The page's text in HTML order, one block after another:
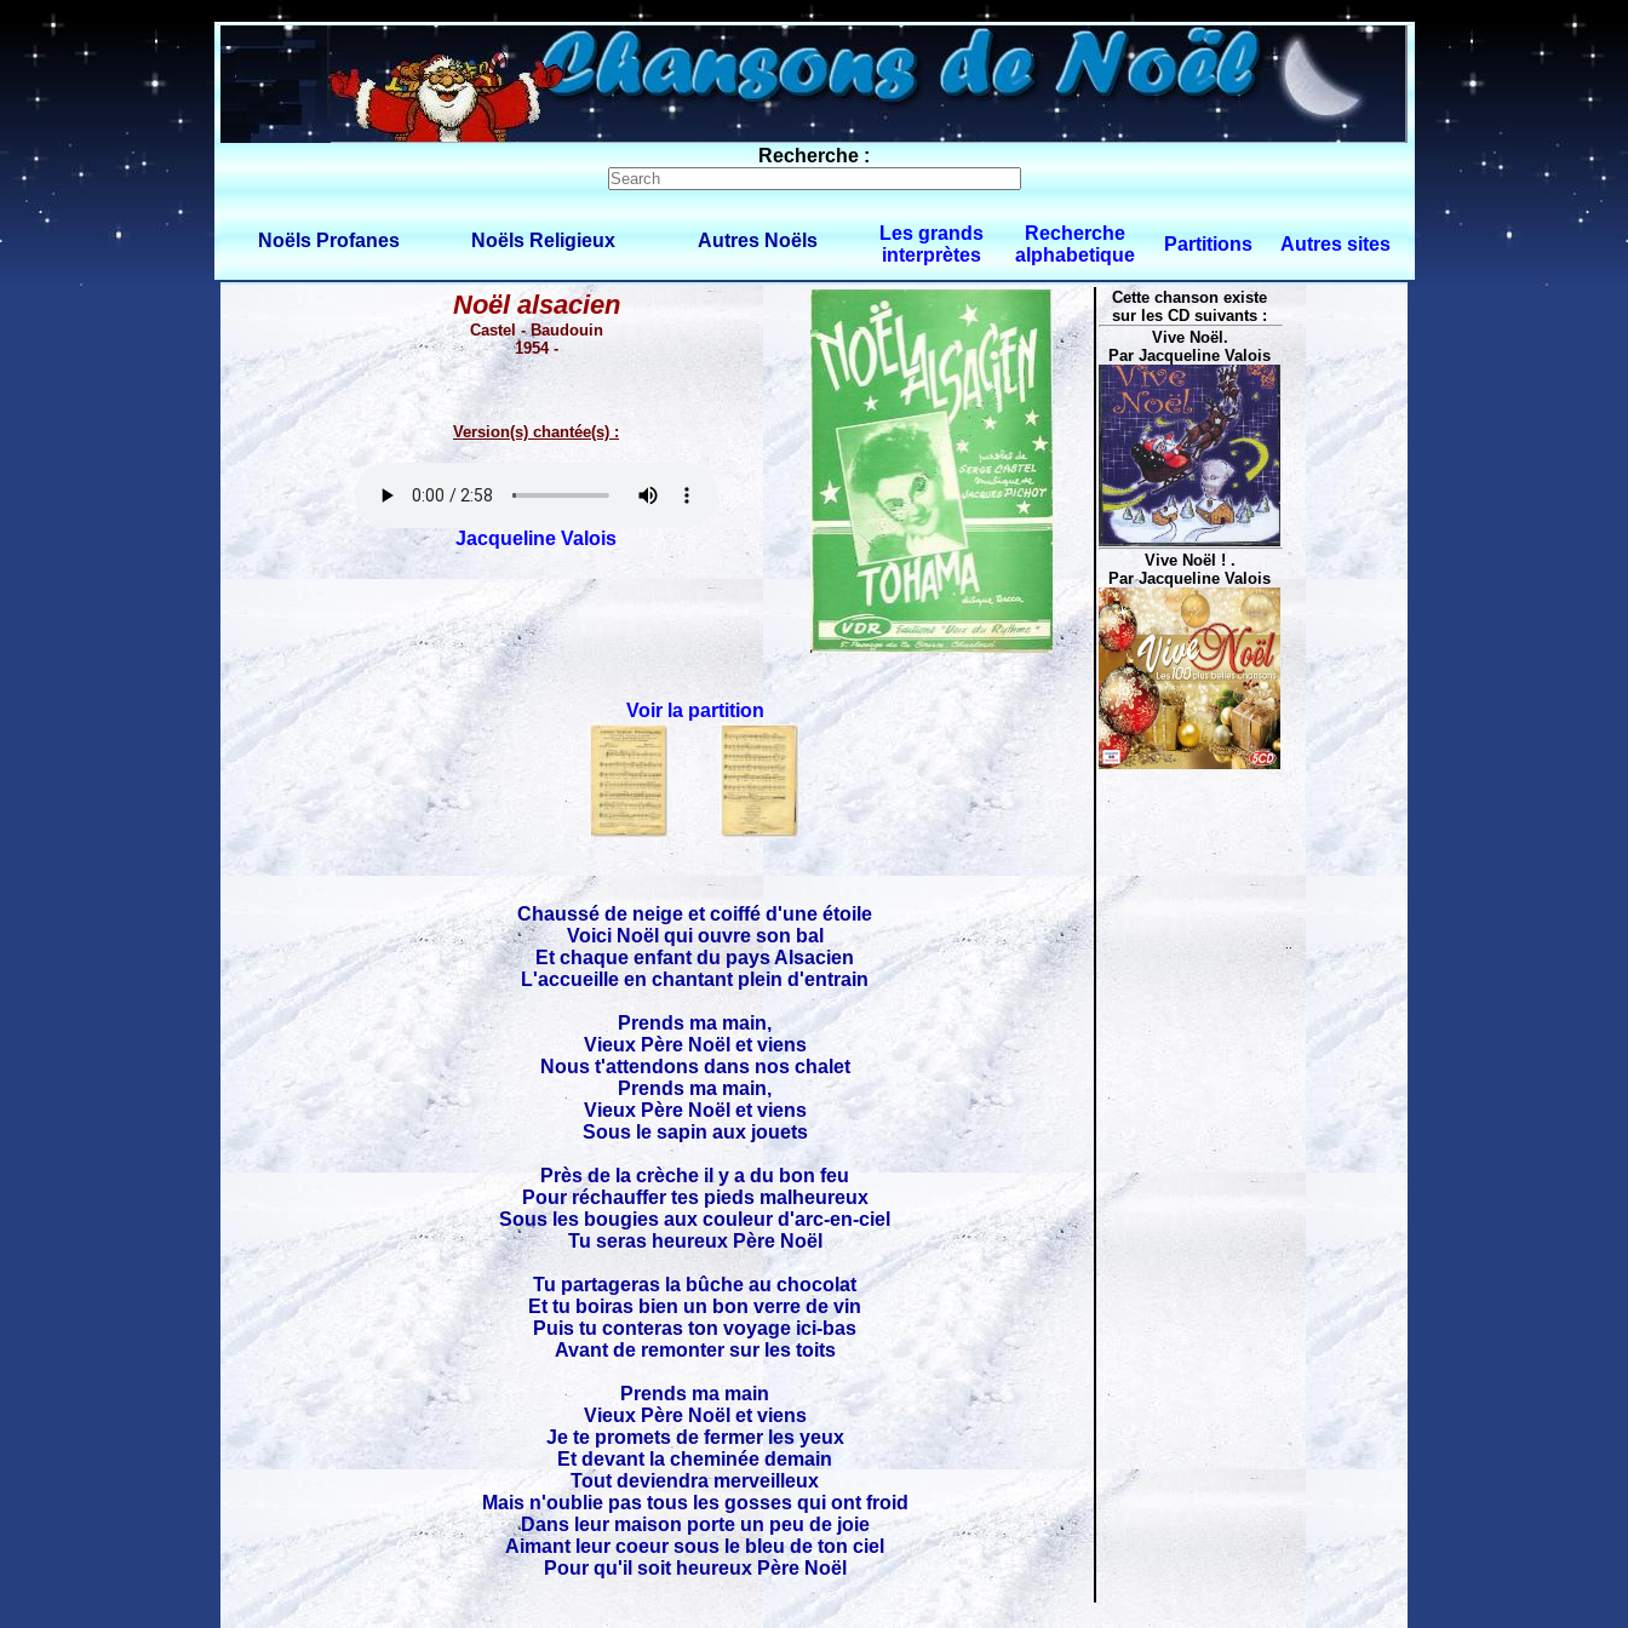
0 $limitbot 1 $limittot 2
Recherche :
Noëls Profanes Noëls Religieux Autres Noëls
Les grands
interprètes
Recherche
alphabetique
Partitions Autres sites
Noël alsacien
Castel - Baudouin
1954 -
Version(s) chantée(s) :
Jacqueline Valois
Voir la partition
Chaussé de neige et coiffé d'une étoile
Voici Noël qui ouvre son bal
Et chaque enfant du pays Alsacien
L'accueille en chantant plein d'entrain
Prends ma main,
Vieux Père Noël et viens
Nous t'attendons dans nos chalet
Prends ma main,
Vieux Père Noël et viens
Sous le sapin aux jouets
Près de la crèche il y a du bon feu
Pour réchauffer tes pieds malheureux
Sous les bougies aux couleur d'arc-en-ciel
Tu seras heureux Père Noël
Tu partageras la bûche au chocolat
Et tu boiras bien un bon verre de vin
Puis tu conteras ton voyage ici-bas
Avant de remonter sur les toits
Prends ma main
Vieux Père Noël et viens
Je te promets de fermer les yeux
Et devant la cheminée demain
Tout deviendra merveilleux
Mais n'oublie pas tous les gosses qui ont froid
Dans leur maison porte un peu de joie
Aimant leur coeur sous le bleu de ton ciel
Pour qu'il soit heureux Père Noël
Cette chanson existe
sur les CD suivants :
Vive Noël.
Par Jacqueline Valois
Vive Noël ! .
Par Jacqueline Valois